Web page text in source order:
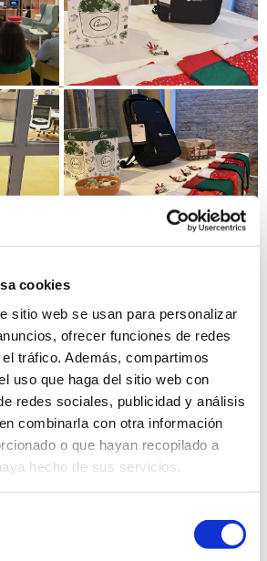
cookies
sitio web se usan para personalizar
ofrecer funciones de redes
tráfico. Además, compartimos
uso que haga del sitio web con
redes sociales, publicidad y análisis
combinarla con otra información
o que hayan recopilado a
hecho de sus servicios.